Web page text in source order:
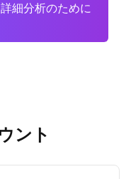
細分析のために
ント